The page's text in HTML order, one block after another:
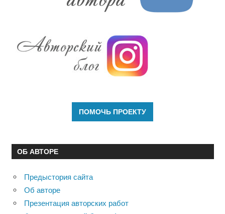
ОБ АВТОРЕ
Предыстория сайта
Об авторе
Презентация авторских работ